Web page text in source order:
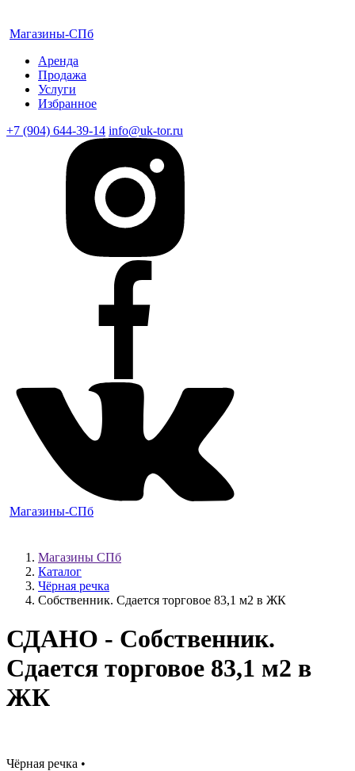
Магазины-СПб
Аренда
Продажа
Услуги
Избранное
+7 (904) 644-39-14 info@uk-tor.ru
Магазины-СПб
Магазины СПб
Каталог
Чёрная речка
Собственник. Сдается торговое 83,1 м2 в ЖК
СДАНО - Собственник.
Сдается торговое 83,1 м2 в
ЖК
Чёрная речка •